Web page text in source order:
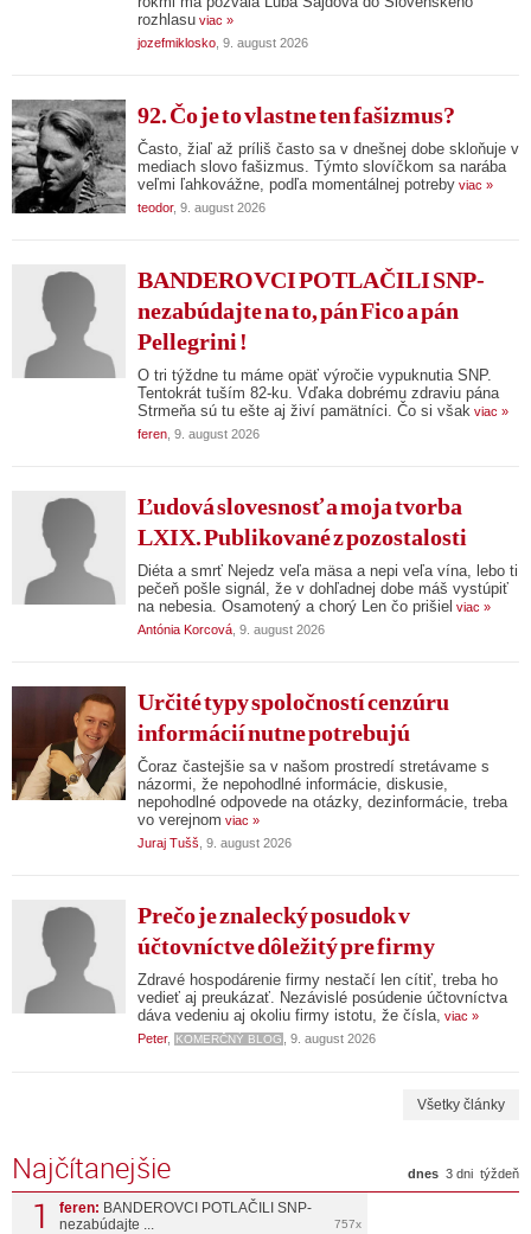
rozhlasu viac »
jozefmiklosko , 9. august 2026
92. Čo je to vlastne ten fašizmus?
Často, žiaľ až príliš často sa v dnešnej dobe skloňuje v
mediach slovo fašizmus. Týmto slovíčkom sa narába
veľmi ľahkovážne, podľa momentálnej potreby viac »
teodor, 9. august 2026
BANDEROVCI POTLAČILI SNP-
nezabúdajte na to, pán Fico a pán
Pellegrini !
O tri týždne tu máme opäť výročie vypuknutia SNP.
Tentokrát tuším 82-ku. Vďaka dobrému zdraviu pána
Strmeňa sú tu ešte aj živí pamätníci. Čo si však viac »
feren , 9. august 2026
Ľudová slovesnosť a moja tvorba
LXIX. Publikované z pozostalosti
Diéta a smrť Nejedz veľa mäsa a nepi veľa vína, lebo ti
pečeň pošle signál, že v dohľadnej dobe máš vystúpiť
na nebesia. Osamotený a chorý Len čo prišiel viac »
Antónia Korcová , 9. august 2026
Určité typy spoločností cenzúru
informácií nutne potrebujú
Čoraz častejšie sa v našom prostredí stretávame s
názormi, že nepohodlné informácie, diskusie,
nepohodlné odpovede na otázky, dezinformácie, treba
vo verejnom viac »
Juraj Tušš , 9. august 2026
Prečo je znalecký posudok v
účtovníctve dôležitý pre firmy
Zdravé hospodárenie firmy nestačí len cítiť, treba ho
vedieť aj preukázať. Nezávislé posúdenie účtovníctva
dáva vedeniu aj okoliu firmy istotu, že čísla, viac »
Peter, KOMERČNÝ BLOG , 9. august 2026
Všetky články
Najčítanejšie dnes 3 dni týždeň
feren: BANDEROVCI POTLAČILI SNP-
nezabúdajte ...
757x